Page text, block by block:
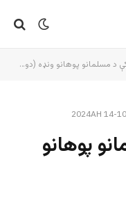
مسلمانو پوهانو ونډه (دوهمه برخه)
پوهانو